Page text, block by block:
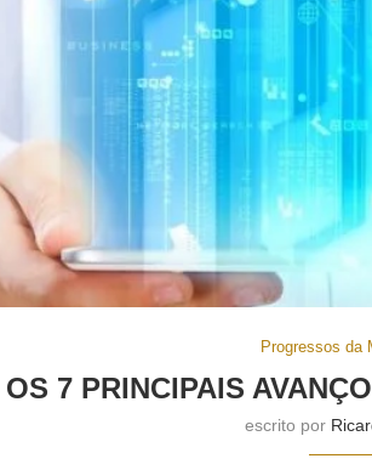
Progressos da
7 PRINCIPAIS
escrito por